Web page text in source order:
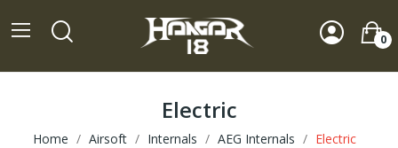
0
Electric
Home Airsoft Internals AEG Internals Electric